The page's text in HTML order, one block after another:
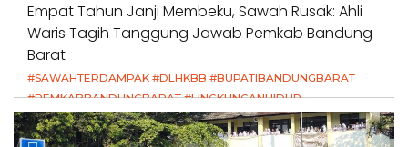
Empat Tahun Janji Membeku, Sawah Rusak: Ahli
Waris Tagih Tanggung Jawab Pemkab Bandung
Barat
#SAWAHTERDAMPAK #DLHKBB #BUPATIBANDUNGBARAT
#PEMKABBANDUNGBARAT #LINGKUNGANHIDUP
#HAKPETANI #KEADILANUNTUKPETANI
#NORMALISASISALURAN #IRIGASIRUSAK